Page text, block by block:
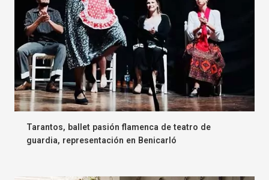
Tarantos, ballet pasión flamenca de teatro de
guardia, representación en Benicarló